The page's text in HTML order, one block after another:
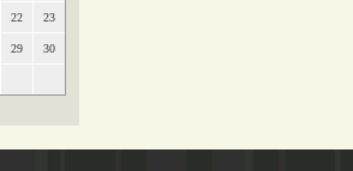
22 23
29 30